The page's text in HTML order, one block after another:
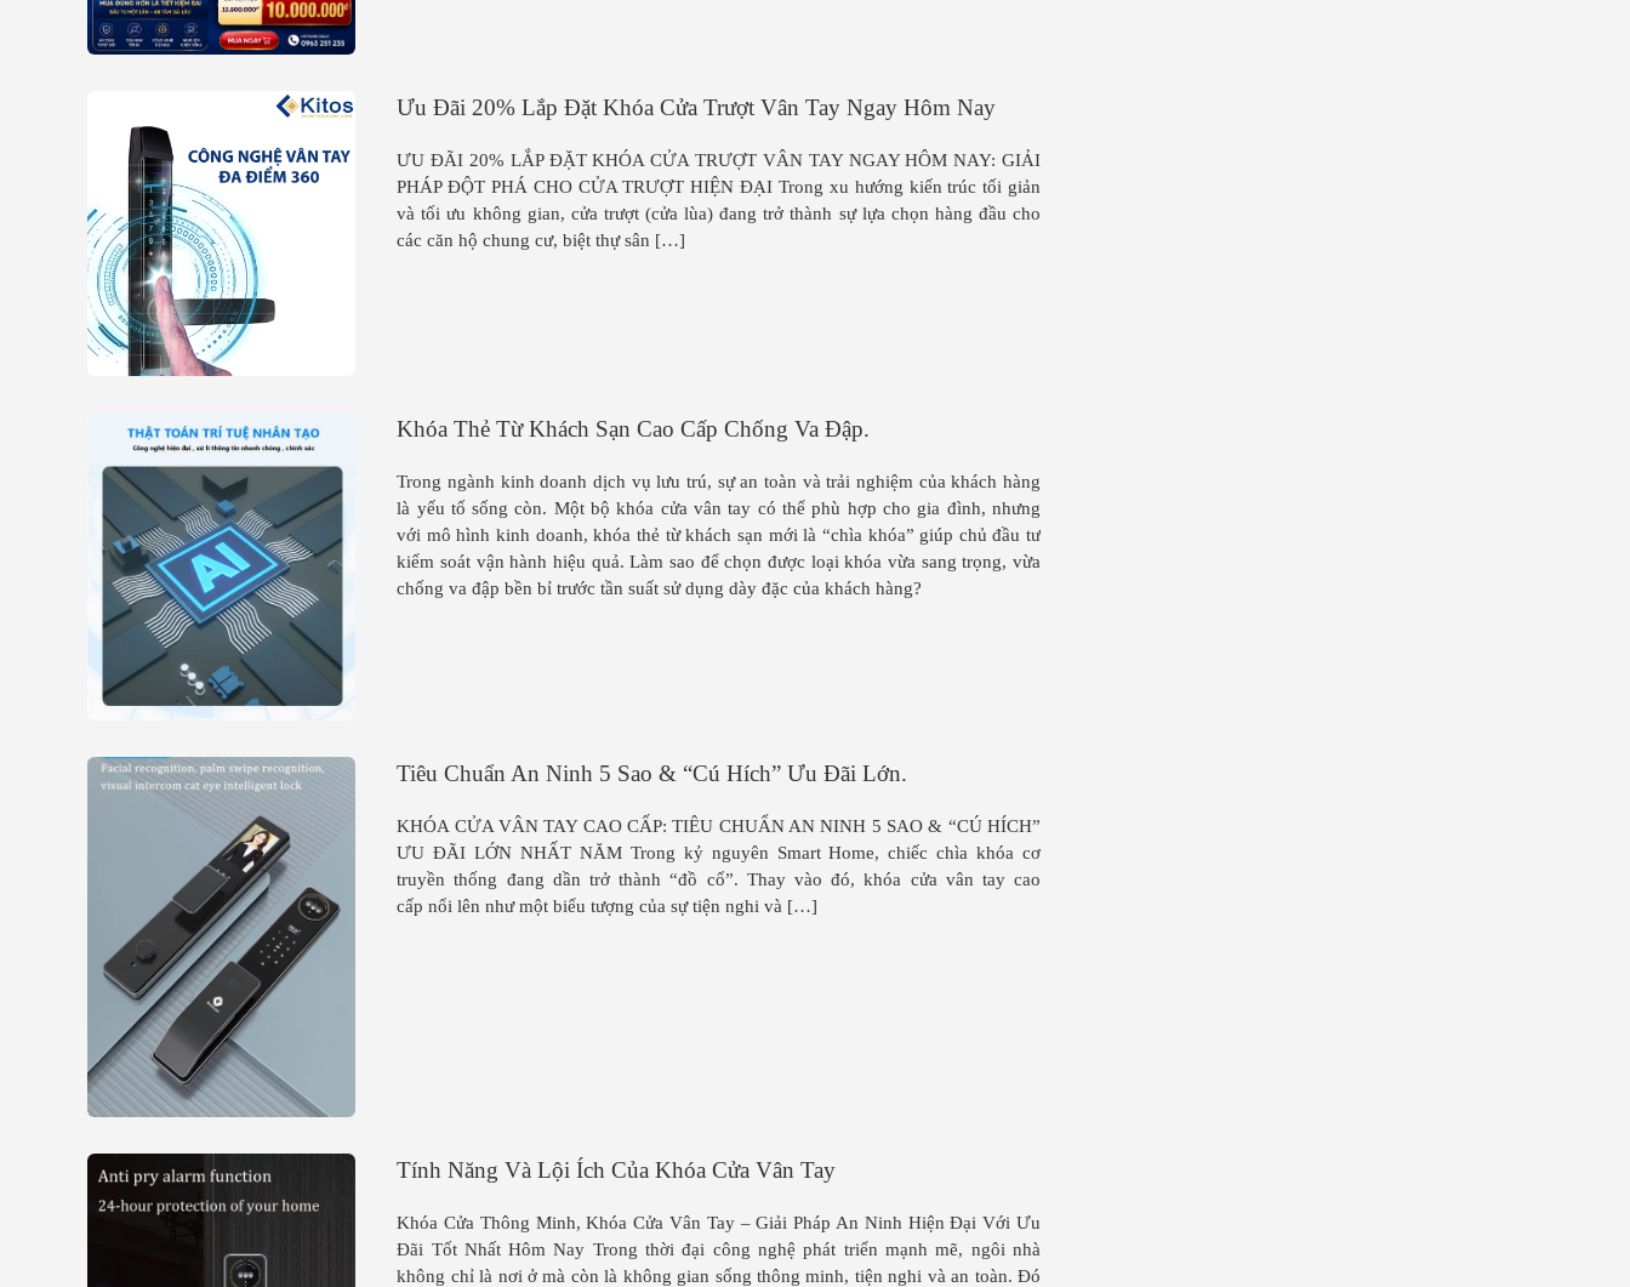
Ưu Đãi 20% Lắp Đặt Khóa Cửa Trượt Vân Tay Ngay Hôm Nay
ƯU ĐÃI 20% LẮP ĐẶT KHÓA CỬA TRƯỢT VÂN TAY NGAY HÔM NAY: GIẢI
PHÁP ĐỘT PHÁ CHO CỬA TRƯỢT HIỆN ĐẠI Trong xu hướng kiến trúc tối giản
và tối ưu không gian, cửa trượt (cửa lùa) đang trở thành sự lựa chọn hàng đầu cho
các căn hộ chung cư, biệt thự sân […]
Khóa Thẻ Từ Khách Sạn Cao Cấp Chống Va Đập.
Trong ngành kinh doanh dịch vụ lưu trú, sự an toàn và trải nghiệm của khách hàng
là yếu tố sống còn. Một bộ khóa cửa vân tay có thể phù hợp cho gia đình, nhưng
với mô hình kinh doanh, khóa thẻ từ khách sạn mới là “chìa khóa” giúp chủ đầu tư
kiểm soát vận hành hiệu quả. Làm sao để chọn được loại khóa vừa sang trọng, vừa
chống va đập bền bỉ trước tần suất sử dụng dày đặc của khách hàng?
Tiêu Chuẩn An Ninh 5 Sao & “Cú Hích” Ưu Đãi Lớn.
KHÓA CỬA VÂN TAY CAO CẤP: TIÊU CHUẨN AN NINH 5 SAO & “CÚ HÍCH”
ƯU ĐÃI LỚN NHẤT NĂM Trong kỷ nguyên Smart Home, chiếc chìa khóa cơ
truyền thống đang dần trở thành “đồ cổ”. Thay vào đó, khóa cửa vân tay cao
cấp nổi lên như một biểu tượng của sự tiện nghi và […]
Tính Năng Và Lội Ích Của Khóa Cửa Vân Tay
Khóa Cửa Thông Minh, Khóa Cửa Vân Tay – Giải Pháp An Ninh Hiện Đại Với Ưu
Đãi Tốt Nhất Hôm Nay Trong thời đại công nghệ phát triển mạnh mẽ, ngôi nhà
không chỉ là nơi ở mà còn là không gian sống thông minh, tiện nghi và an toàn. Đó